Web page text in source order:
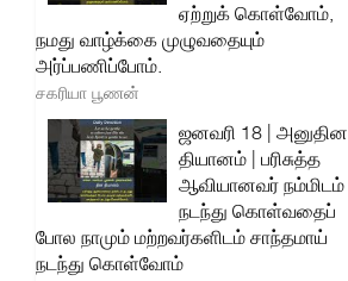
ஏற்றுக் கொள்வோம்,
நமது வாழ்க்கை முழுவதையும்
அர்ப்பணிப்போம்.
சகரியா பூணன்
ஜனவரி 18 | அனுதின
தியானம் | பரிசுத்த
ஆவியானவர் நம்மிடம்
நடந்து கொள்வதைப்
போல நாமும் மற்றவர்களிடம் சாந்தமாய்
நடந்து கொள்வோம்